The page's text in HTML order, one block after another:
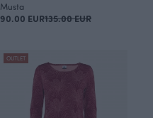
Musta
90.00 EUR135.00 EUR
OUTLET